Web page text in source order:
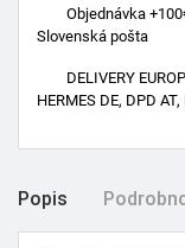
Objednávka
Slovenská pošta
DELIVERY
HERMES DE, DPD
Popis